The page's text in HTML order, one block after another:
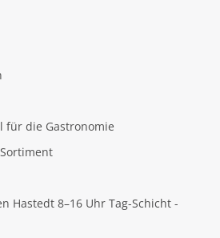
für die Gastronomie
Hastedt 8–16 Uhr Tag-Schicht -